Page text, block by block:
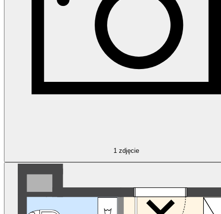
1 zdjęcie